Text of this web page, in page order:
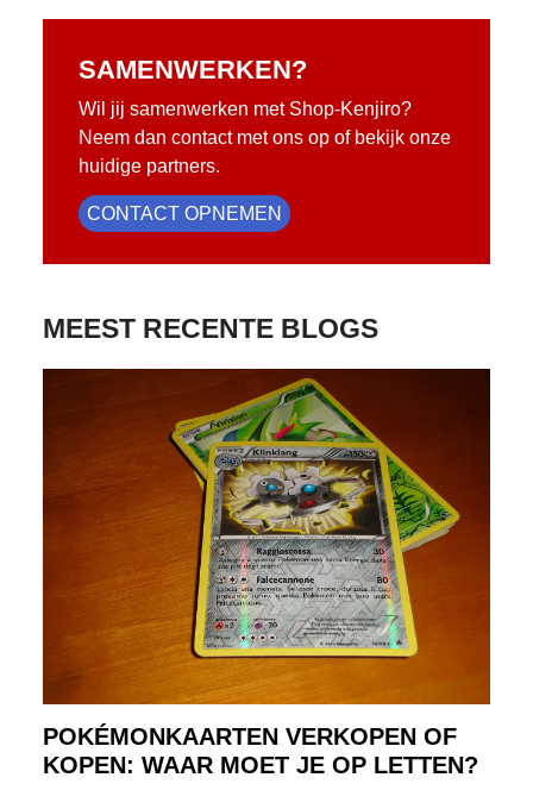
SAMENWERKEN?
Wil jij samenwerken met Shop-Kenjiro?
Neem dan contact met ons op of bekijk onze
huidige partners.
CONTACT OPNEMEN
MEEST RECENTE BLOGS
POKÉMONKAARTEN VERKOPEN OF
KOPEN: WAAR MOET JE OP LETTEN?